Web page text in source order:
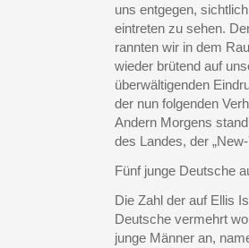
uns entgegen,
eintreten zu sehen.
rannten wir in dem
wieder brütend auf
überwältigenden
der nun folgenden
Andern Morgens
des Landes, der
Fünf junge Deutsche
Die Zahl der auf Ellis
Deutsche vermehrt
junge Männer an,